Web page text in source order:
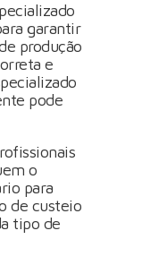
garantir
produção
e
pode
o
para
de custeio
tipo de